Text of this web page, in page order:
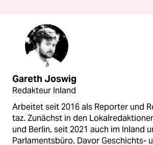
Gareth Joswig
Redakteur Inland
Arbeitet seit 2016 als Reporter und
taz. Zunächst in den
und Berlin, seit 2021 auch im Inland
Parlamentsbüro. Davor Geschichts-